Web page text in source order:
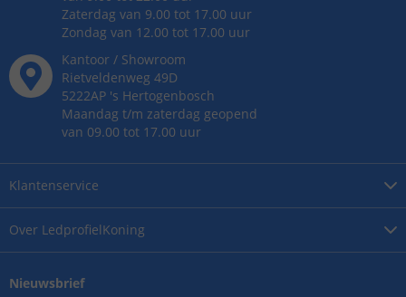
Over LedprofielKoning
Klantenservice
Zaterdag van 9.00 tot 17.00 uur
Zondag van 12.00 tot 17.00 uur
Kantoor / Showroom
Rietveldenweg 49D
5222AP 's Hertogenbosch
Maandag t/m zaterdag geopend
van 09.00 tot 17.00 uur
Nieuwsbrief